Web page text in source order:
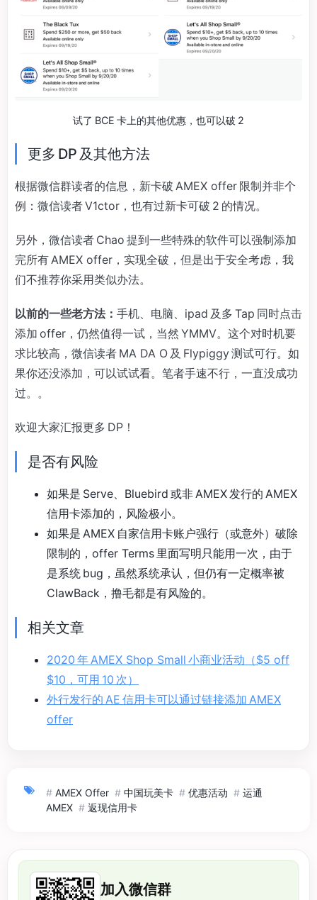
试了 BCE 卡上的其他优惠，也可以破 2
更多 DP 及其他方法
根据微信群读者的信息，新卡破 AMEX offer 限制并非个
例：微信读者 V1ctor，也有过新卡可破 2 的情况。
另外，微信读者 Chao 提到一些特殊的软件可以强制添加
完所有 AMEX offer，实现全破，但是出于安全考虑，我
们不推荐你采用类似办法。
以前的一些老方法： 手机、电脑、ipad 及多 Tap 同时点击
添加 offer，仍然值得一试，当然 YMMV。这个对时机要
求比较高，微信读者 MA DA O 及 Flypiggy 测试可行。如
果你还没添加，可以试试看。笔者手速不行，一直没成功
过。。
欢迎大家汇报更多 DP！
是否有风险
如果是 Serve、Bluebird 或非 AMEX 发行的 AMEX
信用卡添加的，风险极小。
如果是 AMEX 自家信用卡账户强行（或意外）破除
限制的，offer Terms 里面写明只能用一次，由于
是系统 bug，虽然系统承认，但仍有一定概率被
ClawBack，撸毛都是有风险的。
相关文章
2020 年 AMEX Shop Small 小商业活动（$5 off
$10，可用 10 次）
外行发行的 AE 信用卡可以通过链接添加 AMEX
offer
# AMEX Offer # 中国玩美卡 # 优惠活动 # 运通
AMEX # 返现信用卡
加入微信群